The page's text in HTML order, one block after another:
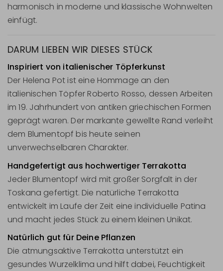
harmonisch in moderne und klassische Wohnwelten
einfügt.
DARUM LIEBEN WIR DIESES STÜCK
Inspiriert von italienischer Töpferkunst
Der Helena Pot ist eine Hommage an den
italienischen Töpfer Roberto Rosso, dessen Arbeiten
im 19. Jahrhundert von antiken griechischen Formen
geprägt waren. Der markante gewellte Rand verleiht
dem Blumentopf bis heute seinen
unverwechselbaren Charakter.
Handgefertigt aus hochwertiger Terrakotta
Jeder Blumentopf wird mit großer Sorgfalt in der
Toskana gefertigt. Die natürliche Terrakotta
entwickelt im Laufe der Zeit eine individuelle Patina
und macht jedes Stück zu einem kleinen Unikat.
Natürlich gut für Deine Pflanzen
Die atmungsaktive Terrakotta unterstützt ein
gesundes Wurzelklima und hilft dabei, Feuchtigkeit